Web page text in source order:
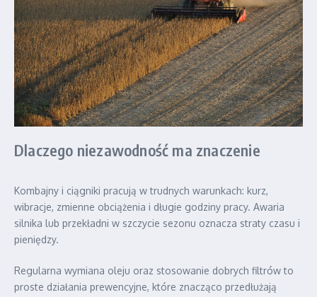
Dlaczego niezawodność ma znaczenie
Kombajny i ciągniki pracują w trudnych warunkach: kurz,
wibracje, zmienne obciążenia i długie godziny pracy. Awaria
silnika lub przekładni w szczycie sezonu oznacza straty czasu i
pieniędzy.
Regularna wymiana oleju oraz stosowanie dobrych filtrów to
proste działania prewencyjne, które znacząco przedłużają